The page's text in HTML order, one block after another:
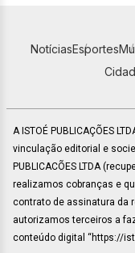
NotíciasEsportes
A ISTOÉ PUBLICAÇÕES
vinculação editorial e
PUBLICACÕES LTDA
realizamos cobranças e
contrato de assinatura da
autorizamos terceiros a
conteúdo digital “https://